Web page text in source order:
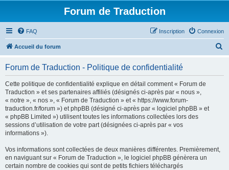
Forum de Traduction
FAQ Connexion
Inscription
Accueil du forum
Forum de Traduction - Politique de confidentialité
Cette politique de confidentialité explique en détail comment « Forum de
Traduction » et ses partenaires affiliés (désignés ci-après par « nous »,
« notre », « nos », « Forum de Traduction » et « https://www.forum-
traduction.fr/forum ») et phpBB (désigné ci-après par « logiciel phpBB » et
« phpBB Limited ») utilisent toutes les informations collectées lors des
sessions d’utilisation de votre part (désignées ci-après par « vos
informations »).
Vos informations sont collectées de deux manières différentes. Premièrement,
en naviguant sur « Forum de Traduction », le logiciel phpBB génèrera un
certain nombre de cookies qui sont de petits fichiers téléchargés